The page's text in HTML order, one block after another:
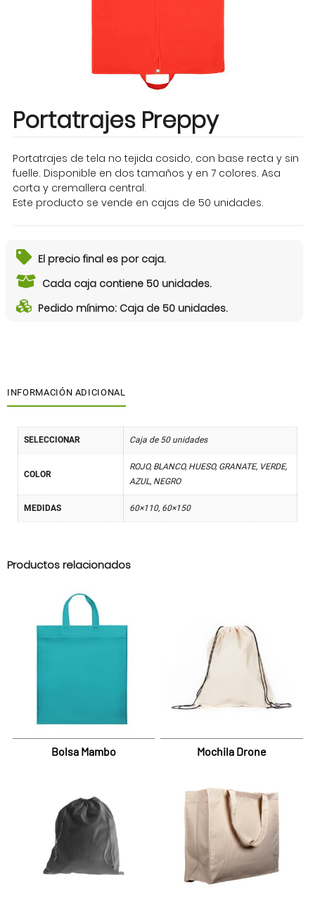
Portatrajes Preppy
Portatrajes de tela no tejida cosido, con base recta y sin
fuelle. Disponible en dos tamaños y en 7 colores. Asa
corta y cremallera central.
Este producto se vende en cajas de 50 unidades.
El precio final es por caja.
Cada caja contiene 50 unidades.
Pedido mínimo: Caja de 50 unidades.
INFORMACIÓN ADICIONAL
SELECCIONAR Caja de 50 unidades
COLOR
ROJO, BLANCO, HUESO, GRANATE, VERDE,
AZUL, NEGRO
MEDIDAS 60×110, 60×150
Productos relacionados
Bolsa Mambo Mochila Drone